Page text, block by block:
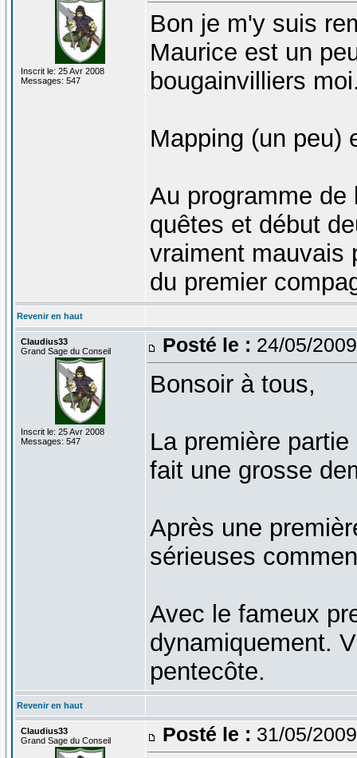
Inscrit le: 25 Avr 2008
Messages: 547
Bon je m'y suis
Maurice est un
bougainvilliers
Mapping (un peu)
Au programme de
quêtes et début
vraiment mauvais
du premier
Revenir en haut
Claudius33
Grand Sage du Conseil
Inscrit le: 25 Avr 2008
Messages: 547
Posté le : 24/05/
Bonsoir à tous,
La première
fait une grosse
Après une
sérieuses
Avec le fameux
dynamiquement.
pentecôte.
Revenir en haut
Claudius33
Grand Sage du Conseil
Posté le : 31/05/